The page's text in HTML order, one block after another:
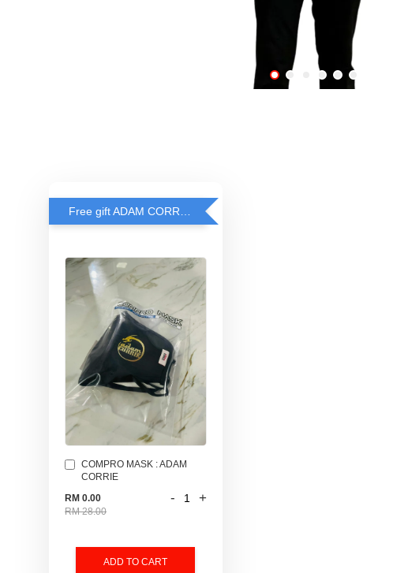
COMPRO MASK : ADAM
CORRIE
RM 0.00
RM 28.00
- +
ADD TO CART